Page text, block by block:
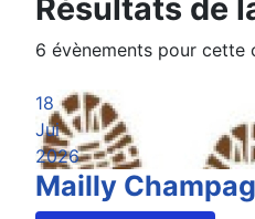
Résultats de
6 évènements pour cette
18
Jui
2026
Mailly